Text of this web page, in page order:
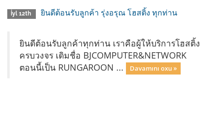
İyl 12th ยินดีต้อนรับลูกค้า รุ่งอรุณ โฮสติ้ง ทุกท่าน
ยินดีต้อนรับลูกค้าทุกท่าน เราคือผู้ให้บริการโฮสติ้ง
ครบวงจร เดิมชื่อ BJCOMPUTER&NETWORK
ตอนนี้เป็น RUNGAROON ...
Davamını oxu »